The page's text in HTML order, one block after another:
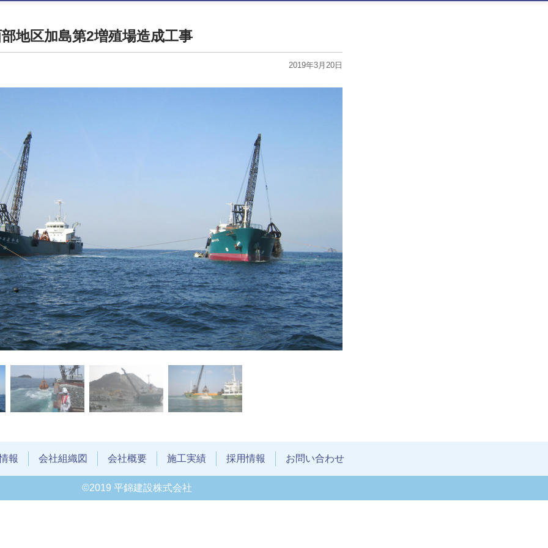
地区加島第2増殖場造成工事
2019年3月20日
報 会社組織図 会社概要 施工実績 採用情報 お問い合わせ
©2019 平錦建設株式会社